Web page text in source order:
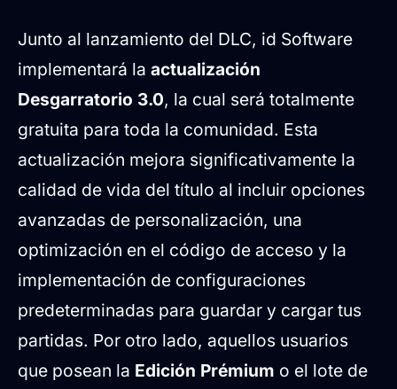
Junto al lanzamiento del DLC, id Software
implementará la actualización
Desgarratorio 3.0, la cual será totalmente
gratuita para toda la comunidad. Esta
actualización mejora significativamente la
calidad de vida del título al incluir opciones
avanzadas de personalización, una
optimización en el código de acceso y la
implementación de configuraciones
predeterminadas para guardar y cargar tus
partidas. Por otro lado, aquellos usuarios
que posean la Edición Prémium o el lote de